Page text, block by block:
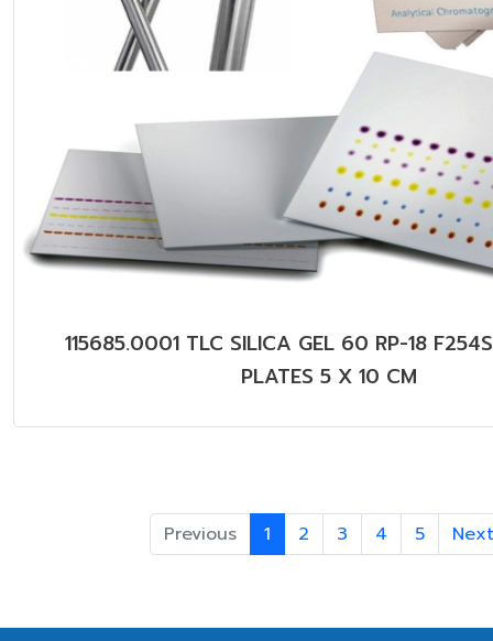
115685.0001 TLC SILICA GEL 60 RP-18
PLATES 5 X 10 CM
Previous 1 2 3 4 5 Next